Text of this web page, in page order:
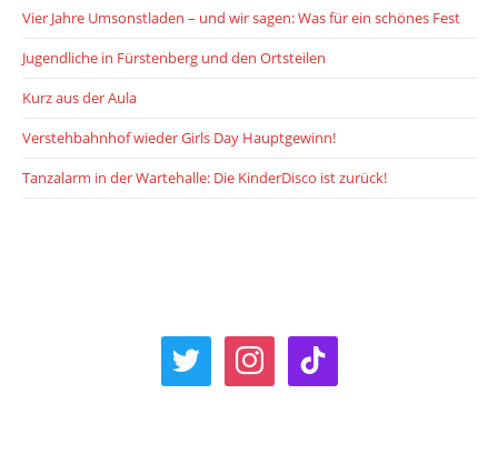
Vier Jahre Umsonstladen – und wir sagen: Was für ein schönes Fest
Jugendliche in Fürstenberg und den Ortsteilen
Kurz aus der Aula
Verstehbahnhof wieder Girls Day Hauptgewinn!
Tanzalarm in der Wartehalle: Die KinderDisco ist zurück!
twitter instagram tiktok